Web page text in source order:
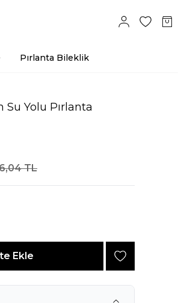
Pırlanta Bileklik
Su Yolu Pırlanta
TL
Ekle